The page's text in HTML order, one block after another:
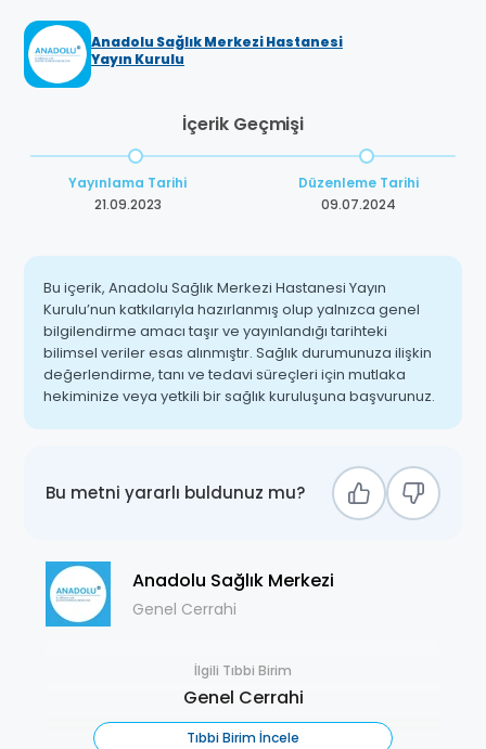
Anadolu Sağlık Merkezi Hastanesi
Yayın Kurulu
İçerik Geçmişi
Yayınlama Tarihi
21.09.2023
Düzenleme Tarihi
09.07.2024
Bu içerik, Anadolu Sağlık Merkezi Hastanesi Yayın
Kurulu’nun katkılarıyla hazırlanmış olup yalnızca genel
bilgilendirme amacı taşır ve yayınlandığı tarihteki
bilimsel veriler esas alınmıştır. Sağlık durumunuza ilişkin
değerlendirme, tanı ve tedavi süreçleri için mutlaka
hekiminize veya yetkili bir sağlık kuruluşuna başvurunuz.
Bu metni yararlı buldunuz mu?
Anadolu Sağlık Merkezi
Genel Cerrahi
İlgili Tıbbi Birim
Genel Cerrahi
Tıbbi Birim İncele